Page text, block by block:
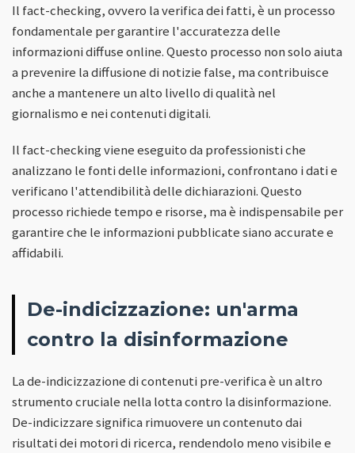
Il fact-checking, ovvero la verifica dei fatti, è un processo
fondamentale per garantire l'accuratezza delle
informazioni diffuse online. Questo processo non solo aiuta
a prevenire la diffusione di notizie false, ma contribuisce
anche a mantenere un alto livello di qualità nel
giornalismo e nei contenuti digitali.
Il fact-checking viene eseguito da professionisti che
analizzano le fonti delle informazioni, confrontano i dati e
verificano l'attendibilità delle dichiarazioni. Questo
processo richiede tempo e risorse, ma è indispensabile per
garantire che le informazioni pubblicate siano accurate e
affidabili.
De-indicizzazione: un'arma
contro la disinformazione
La de-indicizzazione di contenuti pre-verifica è un altro
strumento cruciale nella lotta contro la disinformazione.
De-indicizzare significa rimuovere un contenuto dai
risultati dei motori di ricerca, rendendolo meno visibile e